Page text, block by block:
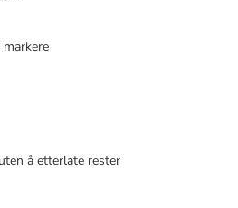
å etterlate rester